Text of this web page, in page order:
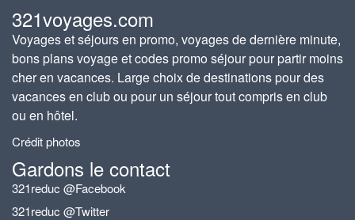
321voyages.com
Voyages et séjours en promo, voyages de dernière minute,
bons plans voyage et codes promo séjour pour partir moins
cher en vacances. Large choix de destinations pour des
vacances en club ou pour un séjour tout compris en club
ou en hôtel.
Crédit photos
Gardons le contact
321reduc @Facebook
321reduc @Twitter